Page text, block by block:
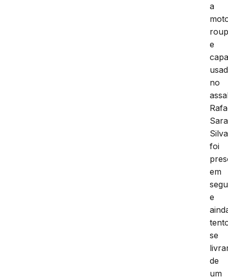
a
e
no
Silva
foi
em
e
se
de
um